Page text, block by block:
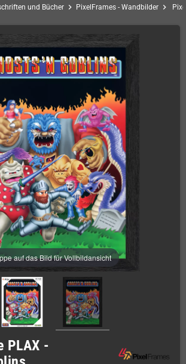
und Bücher chevron_right PixelFrames - Wandbilder chevron_right
auf das Bild für Vollbildansicht
PLAX -